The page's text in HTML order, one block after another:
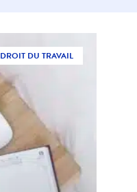
DROIT DU TRAVAIL